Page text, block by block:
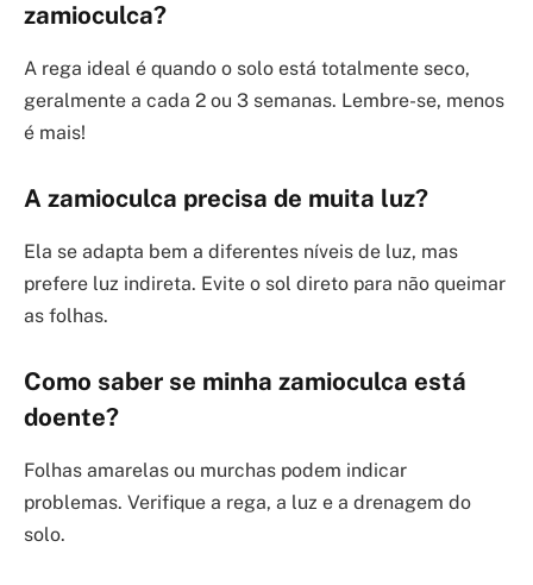
zamioculca?
A rega ideal é quando o solo está totalmente seco,
geralmente a cada 2 ou 3 semanas. Lembre-se, menos
é mais!
A zamioculca precisa de muita luz?
Ela se adapta bem a diferentes níveis de luz, mas
prefere luz indireta. Evite o sol direto para não queimar
as folhas.
Como saber se minha zamioculca está
doente?
Folhas amarelas ou murchas podem indicar
problemas. Verifique a rega, a luz e a drenagem do
solo.